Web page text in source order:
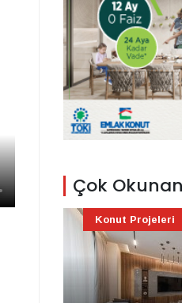
Çok
Konut Projeleri